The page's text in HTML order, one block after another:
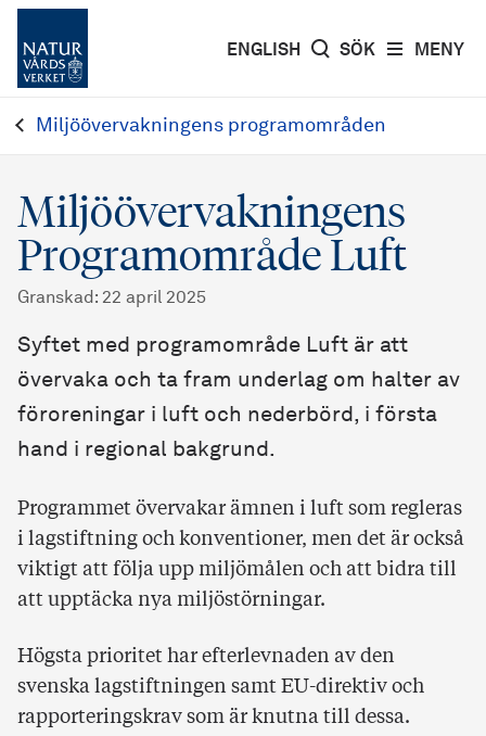
MENY
ENGLISH SÖK
Miljöövervakningens programområden
Miljöövervakningens
Programområde Luft
Granskad : 22 april 2025
Syftet med programområde Luft är att
övervaka och ta fram underlag om halter av
föroreningar i luft och nederbörd, i första
hand i regional bakgrund.
Programmet övervakar ämnen i luft som regleras
i lagstiftning och konventioner, men det är också
viktigt att följa upp miljömålen och att bidra till
att upptäcka nya miljöstörningar.
Högsta prioritet har efterlevnaden av den
svenska lagstiftningen samt EU-direktiv och
rapporteringskrav som är knutna till dessa.